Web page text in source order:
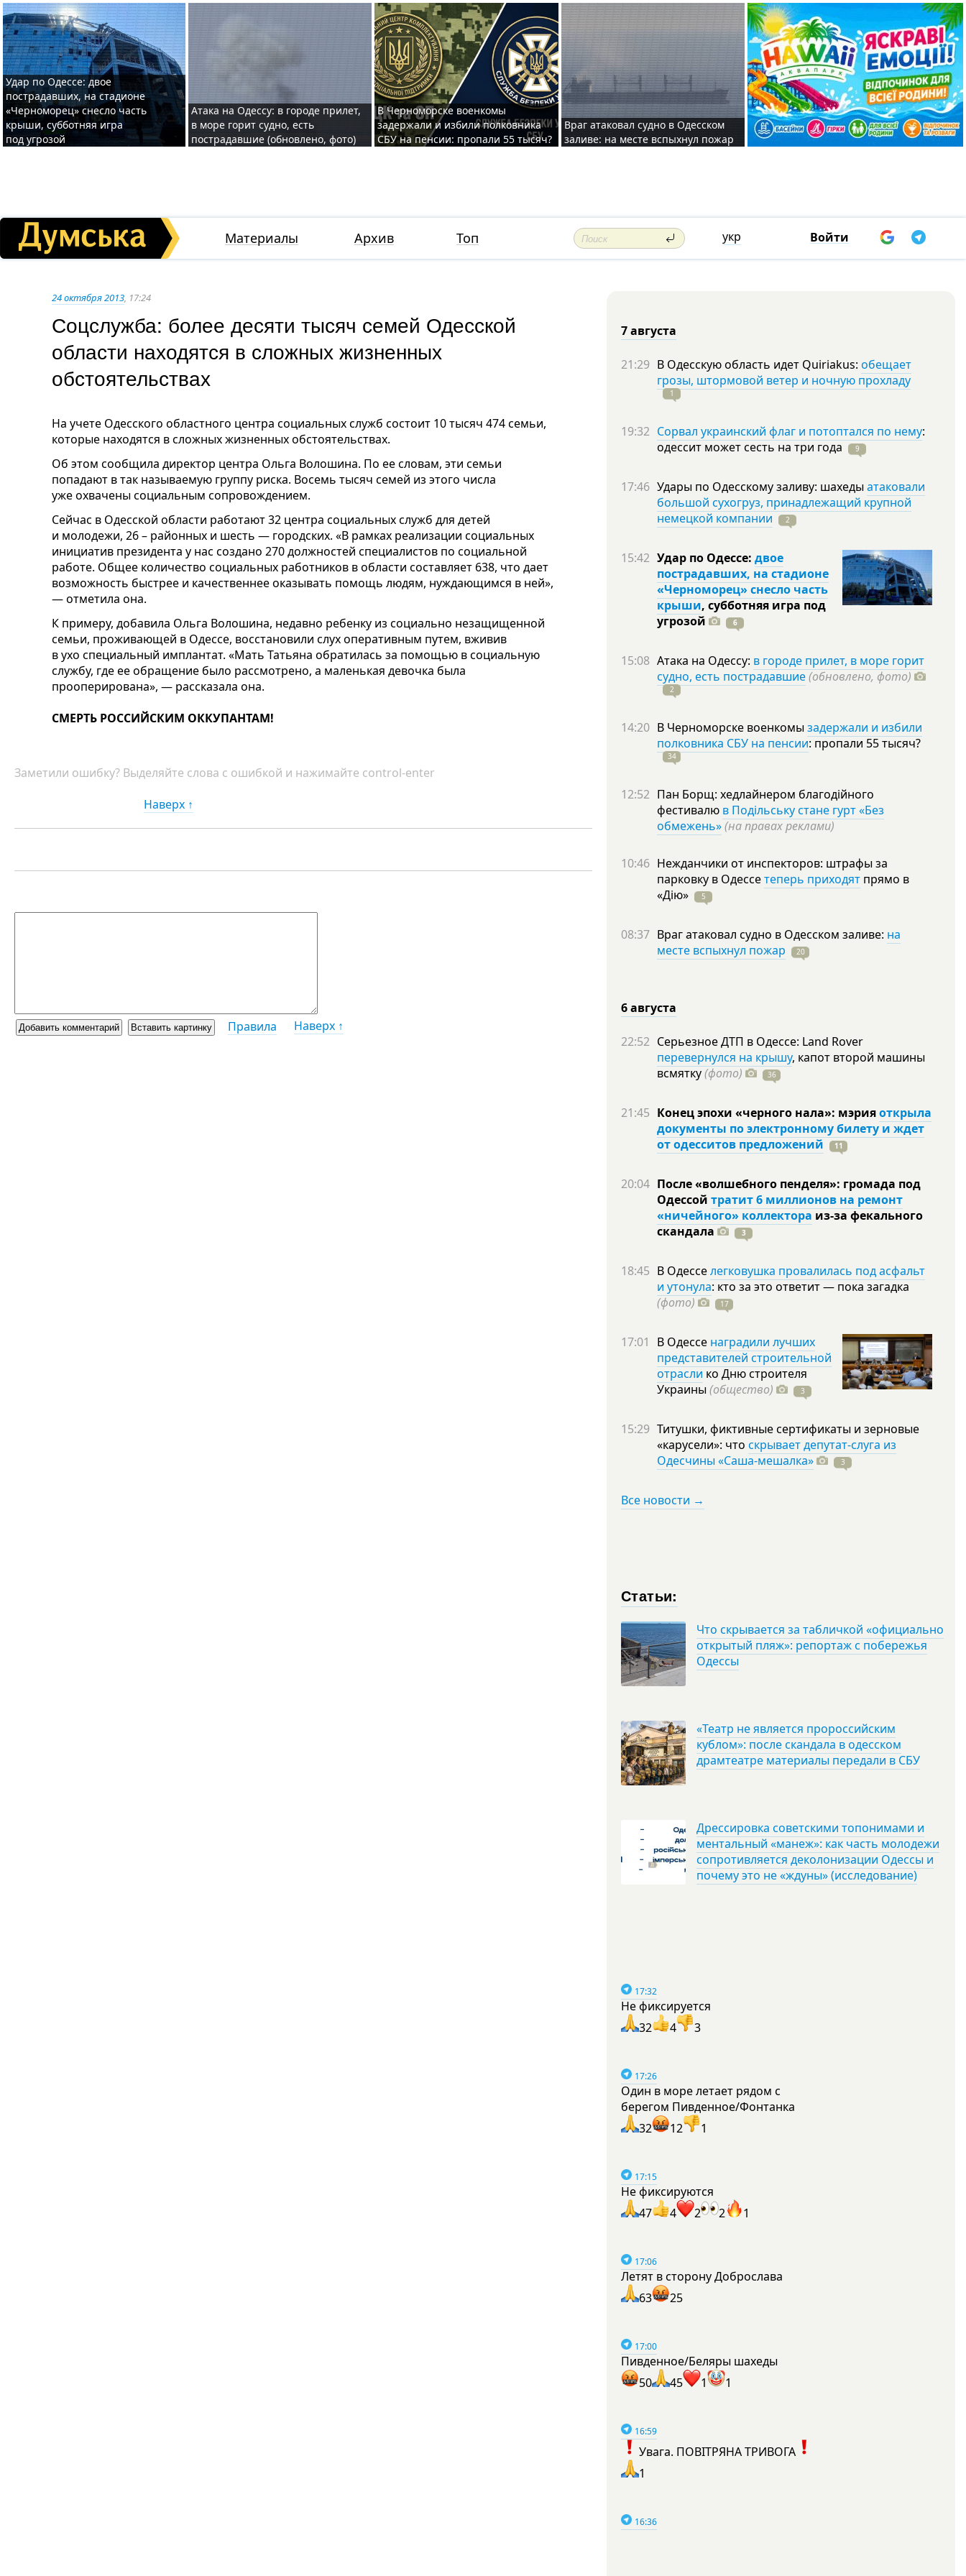
Удар по Одессе: двое
пострадавших, на стадионе
«Черноморец» снесло часть
крыши, субботняя игра
под угрозой
Атака на Одессу: в городе прилет,
в море горит судно, есть
пострадавшие (обновлено, фото)
В Черноморске военкомы
задержали и избили полковника
СБУ на пенсии: пропали 55 тысяч?
Враг атаковал судно в Одесском
заливе: на месте вспыхнул пожар
Материалы Архив Топ укр Войти
24 октября 2013, 17:24
Соцслужба: более десяти тысяч семей Одесской
области находятся в сложных жизненных
обстоятельствах
На учете Одесского областного центра социальных служб состоит 10 тысяч 474 семьи,
которые находятся в сложных жизненных обстоятельствах.
Об этом сообщила директор центра Ольга Волошина. По ее словам, эти семьи
попадают в так называемую группу риска. Восемь тысяч семей из этого числа
уже охвачены социальным сопровождением.
Сейчас в Одесской области работают 32 центра социальных служб для детей
и молодежи, 26 – районных и шесть — городских. «В рамках реализации социальных
инициатив президента у нас создано 270 должностей специалистов по социальной
работе. Общее количество социальных работников в области составляет 638, что дает
возможность быстрее и качественнее оказывать помощь людям, нуждающимся в ней»,
— отметила она.
К примеру, добавила Ольга Волошина, недавно ребенку из социально незащищенной
семьи, проживающей в Одессе, восстановили слух оперативным путем, вживив
в ухо специальный имплантат. «Мать Татьяна обратилась за помощью в социальную
службу, где ее обращение было рассмотрено, а маленькая девочка была
прооперирована», — рассказала она.
СМЕРТЬ РОССИЙСКИМ ОККУПАНТАМ!
Заметили ошибку? Выделяйте слова с ошибкой и нажимайте control-enter
Наверх ↑
Правила Наверх ↑
7 августа
21:29 В Одесскую область идет Quiriakus: обещает
грозы, штормовой ветер и ночную прохладу
1
19:32 Сорвал украинский флаг и потоптался по нему:
одессит может сесть на три года 9
17:46 Удары по Одесскому заливу: шахеды атаковали
большой сухогруз, принадлежащий крупной
немецкой компании
2
15:42 Удар по Одессе: двое
пострадавших, на стадионе
«Черноморец» снесло часть
крыши, субботняя игра под
угрозой
6
15:08 Атака на Одессу: в городе прилет, в море горит
судно, есть пострадавшие(обновлено, фото)
2
14:20 В Черноморске военкомы задержали и избили
полковника СБУ на пенсии: пропали 55тысяч?
34
12:52 Пан Борщ: хедлайнером благодійного
фестивалю в Подільську стане гурт «Без
обмежень»(на правах реклами)
10:46 Нежданчики от инспекторов: штрафы за
парковку в Одессетеперь приходят прямо в
«Дію»
5
08:37 Враг атаковал судно в Одесском заливе: на
месте вспыхнул пожар
20
6 августа
22:52 Серьезное ДТП в Одессе: Land Rover
перевернулся на крышу, капот второй машины
всмятку(фото) 36
21:45 Конец эпохи «черного нала»: мэрияоткрыла
документы по электронному билету и ждет
от одесситов предложений
11
20:04 После «волшебного пенделя»: громада под
Одессой тратит 6 миллионов на ремонт
«ничейного» коллектора из-за фекального
скандала
3
18:45 В Одесселегковушка провалилась под асфальт
и утонула: кто за это ответит — пока загадка
(фото)
17
17:01 В Одессе наградили лучших
представителей строительной
отрасли ко Дню строителя
Украины (общество) 3
15:29 Титушки, фиктивные сертификаты и зерновые
«карусели»: что скрывает депутат-слуга из
Одесчины «Саша-мешалка»
3
Все новости →
Статьи:
Что скрывается за табличкой «официально
открытый пляж»: репортаж с побережья
Одессы
«Театр не является пророссийским
кублом»: после скандала в одесском
драмтеатре материалы передали в СБУ
Дрессировка советскими топонимами и
ментальный «манеж»: как часть молодежи
сопротивляется деколонизации Одессы и
почему это не «ждуны» (исследование)
17:32
Не фиксируется
32
4 3
17:26
Один в море летает рядом с
берегом Пивденное/Фонтанка
32
12 1
17:15
Не фиксируются
47
4 2 2 1
17:06
Летят в сторону Доброслава
63
25
17:00
Пивденное/Беляры шахеды
50
45 1 1
16:59
Увага. ПОВІТРЯНА ТРИВОГА
1
16:36